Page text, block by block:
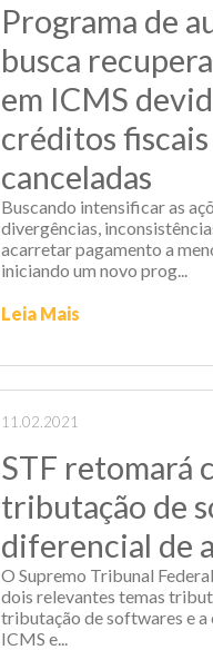
Programa de
busca
em ICMS
créditos
canceladas
Buscando intensificar as
divergências,
acarretar pagamento a
iniciando um novo prog...
Leia Mais
11.02.2021
STF retomará
tributação de
diferencial de
O Supremo Tribunal
dois relevantes temas
tributação de softwares e
ICMS e...